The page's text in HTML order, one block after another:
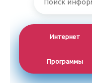
Интернет
Программы